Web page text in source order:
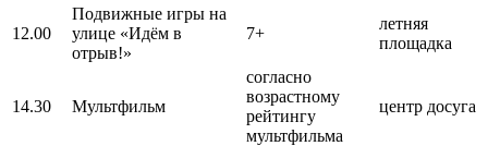
12.00
Подвижные игры на
улице «Идём в
отрыв!»
7+
летняя
площадка
14.30 Мультфильм
согласно
возрастному
рейтингу
мультфильма
центр досуга